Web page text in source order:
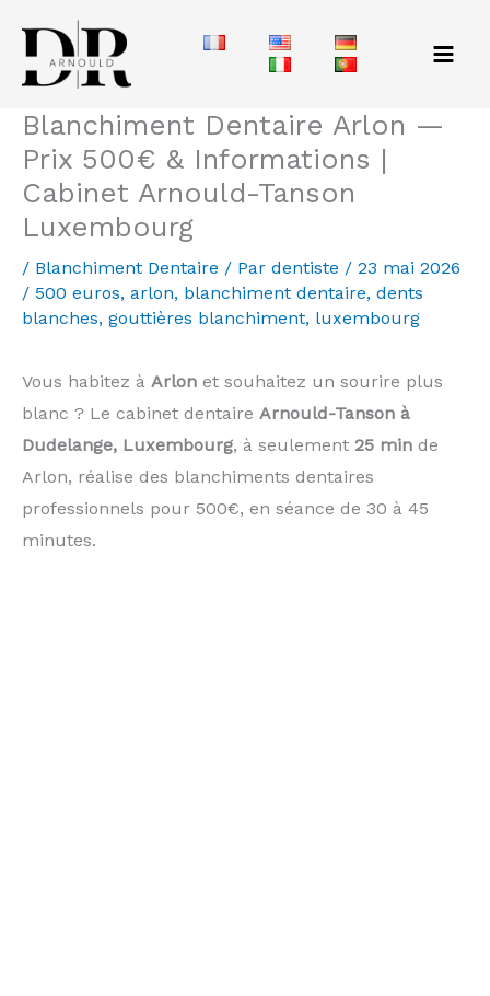
contenu
Blanchiment Dentaire Arlon —
Prix 500€ & Informations |
Cabinet Arnould-Tanson
Luxembourg
/ Blanchiment Dentaire / Par dentiste / 23 mai 2026
/ 500 euros, arlon, blanchiment dentaire, dents
blanches, gouttières blanchiment, luxembourg
Vous habitez à Arlon et souhaitez un sourire plus
blanc ? Le cabinet dentaire Arnould-Tanson à
Dudelange, Luxembourg, à seulement 25 min de
Arlon, réalise des blanchiments dentaires
professionnels pour 500€, en séance de 30 à 45
minutes.